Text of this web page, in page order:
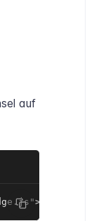
auf
script>